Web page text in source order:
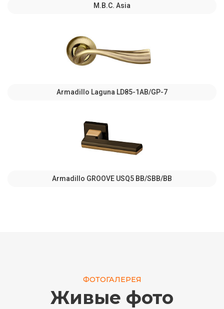
M.B.C. Asia
Armadillo Laguna LD85-1AB/GP-7
Armadillo GROOVE USQ5 BB/SBB/BB
ФОТОГАЛЕРЕЯ
Живые фото